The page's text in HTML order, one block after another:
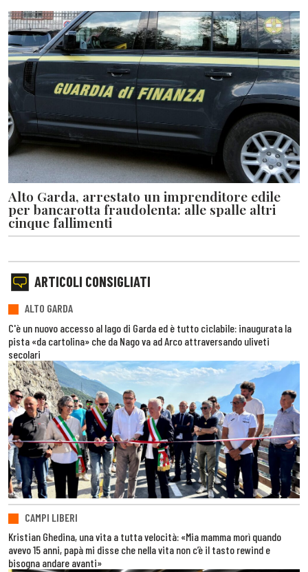
Alto Garda, arrestato un imprenditore edile
per bancarotta fraudolenta: alle spalle altri
cinque fallimenti
ARTICOLI CONSIGLIATI
ALTO GARDA
C'è un nuovo accesso al lago di Garda ed è tutto ciclabile: inaugurata la
pista «da cartolina» che da Nago va ad Arco attraversando uliveti
secolari
CAMPI LIBERI
Kristian Ghedina, una vita a tutta velocità: «Mia mamma morì quando
avevo 15 anni, papà mi disse che nella vita non c’è il tasto rewind e
bisogna andare avanti»